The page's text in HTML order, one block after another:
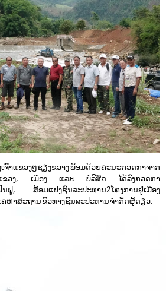
ຈົ້າແຂວງໆຊຽງຂວາງ ພ້ອມດ້ວຍຄະນະກວດກາຈາກ
ແຂວງ, ເມືອງ ແລະ ບໍລິສັດ ໄດ້ລົງກວດກາ
ນຟູ, ສ້ອມແປງຊົນລະປະທານ2ໂຄງການຢູ່ເມືອງ
ຫາສະຖານ ຂົວທາງຊົນລະປະທານ ຈຳກັດຜູ້ດຽວ.